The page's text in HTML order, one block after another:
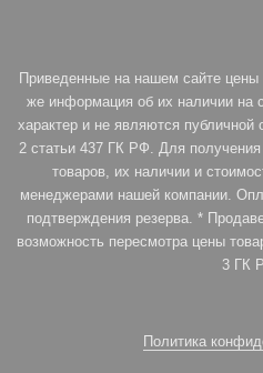
Приведенные на нашем сайте цены
же информация об их наличии на
характер и не являются
2 статьи 437 ГК РФ. Для
товаров, их наличии и
менеджерами нашей компании.
подтверждения резерва. *
возможность пересмотра цены
3 ГК
Политика